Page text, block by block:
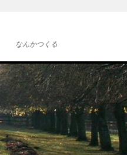
なんかつくる